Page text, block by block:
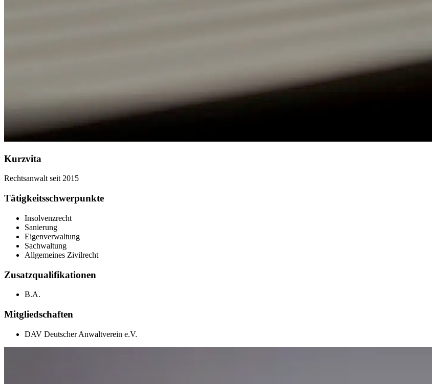
Kurzvita
Rechtsanwalt seit 2015
Tätigkeitsschwerpunkte
Insolvenzrecht
Sanierung
Eigenverwaltung
Sachwaltung
Allgemeines Zivilrecht
Zusatzqualifikationen
B.A.
Mitgliedschaften
DAV Deutscher Anwaltverein e.V.